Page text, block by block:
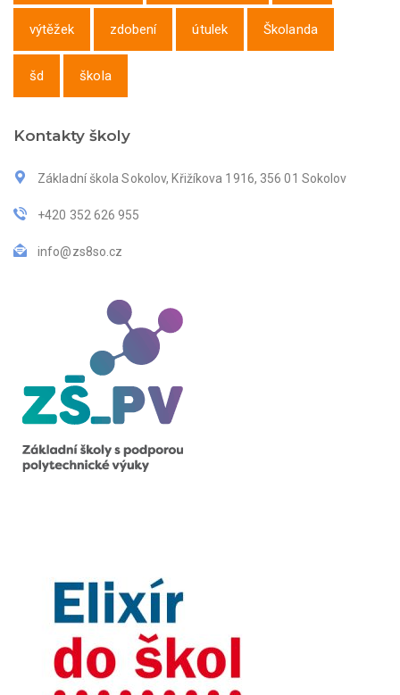
výtěžek zdobení útulek Školanda
šd škola
Kontakty školy
Základní škola Sokolov, Křižíkova 1916, 356 01 Sokolov
+420 352 626 955
info@zs8so.cz